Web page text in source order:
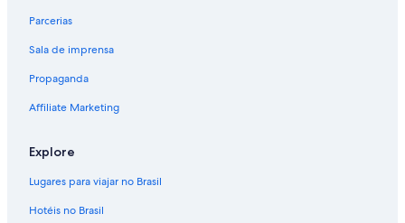
Argenta
Parcerias
Sala de imprensa
Propaganda
Affiliate Marketing
Explore
Lugares para viajar no Brasil
Hotéis no Brasil